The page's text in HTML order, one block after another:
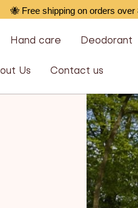
🐝 Free shipping on orders over
Hand care Deodorant
Us Contact us